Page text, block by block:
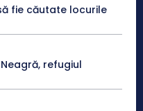
fie căutate locurile
refugiul